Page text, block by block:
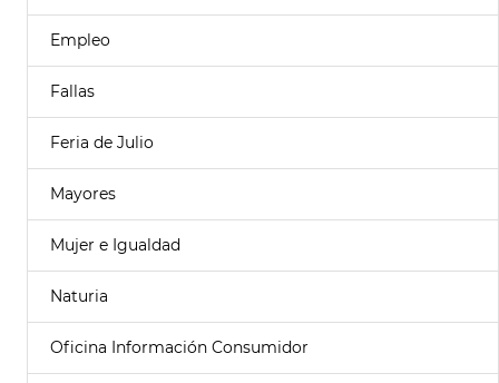
Empleo
Fallas
Feria de Julio
Mayores
Mujer e Igualdad
Naturia
Oficina Información Consumidor